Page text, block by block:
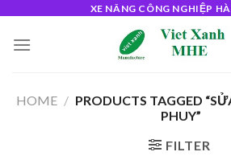
content
XE NÂNG CÔNG NGHIỆP
HOME / PRODUCTS TAGGED
PHUY”
FILTER